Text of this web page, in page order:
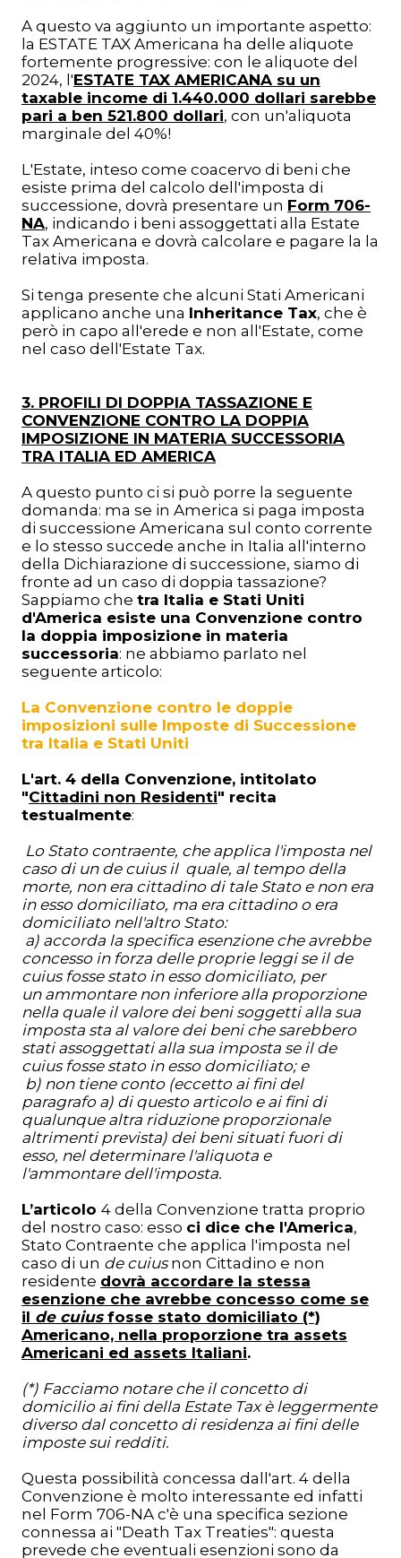
A questo va aggiunto un importante aspetto:
la ESTATE TAX Americana ha delle aliquote
fortemente progressive: con le aliquote del
2024, l'ESTATE TAX AMERICANA su un
taxable income di 1.440.000 dollari sarebbe
pari a ben 521.800 dollari, con un'aliquota
marginale del 40%!
L'Estate, inteso come coacervo di beni che
esiste prima del calcolo dell'imposta di
successione, dovrà presentare un Form 706-
NA, indicando i beni assoggettati alla Estate
Tax Americana e dovrà calcolare e pagare la la
relativa imposta.
Si tenga presente che alcuni Stati Americani
applicano anche una Inheritance Tax, che è
però in capo all'erede e non all'Estate, come
nel caso dell'Estate Tax.
3. PROFILI DI DOPPIA TASSAZIONE E
CONVENZIONE CONTRO LA DOPPIA
IMPOSIZIONE IN MATERIA SUCCESSORIA
TRA ITALIA ED AMERICA
A questo punto ci si può porre la seguente
domanda: ma se in America si paga imposta
di successione Americana sul conto corrente
e lo stesso succede anche in Italia all'interno
della Dichiarazione di successione, siamo di
fronte ad un caso di doppia tassazione?
Sappiamo che tra Italia e Stati Uniti
d'America esiste una Convenzione contro
la doppia imposizione in materia
successoria: ne abbiamo parlato nel
seguente articolo:
La Convenzione contro le doppie
imposizioni sulle Imposte di Successione
tra Italia e Stati Uniti
L'art. 4 della Convenzione, intitolato
"Cittadini non Residenti" recita
testualmente:
Lo Stato contraente, che applica l'imposta nel
caso di un de cuius il quale, al tempo della
morte, non era cittadino di tale Stato e non era
inesso domiciliato, ma era cittadino o era
domiciliato nell'altro Stato:
a) accorda la specifica esenzione che avrebbe
concesso in forza delleproprie leggi se il de
cuius fosse stato in esso domiciliato, per
un ammontare non inferiore alla proporzione
nella quale il valore dei benisoggetti alla sua
imposta sta al valore dei beni che sarebbero
statiassoggettati alla sua imposta se il de
cuius fosse stato in essodomiciliato; e
b) non tiene conto (eccetto ai fini del
paragrafo a) di questo articolo eai fini di
qualunque altra riduzione proporzionale
altrimenti prevista) deibeni situati fuori di
esso, nel determinare l'aliquota e
l'ammontaredell'imposta.
L’articolo 4 della Convenzione tratta proprio
del nostro caso: esso ci dice che l'America,
Stato Contraente che applica l'imposta nel
caso di un de cuiusnon Cittadino e non
residente dovrà accordare la stessa
esenzione che avrebbe concesso come se
il de cuiusfosse stato domiciliato (*)
Americano, nella proporzione tra assets
Americani ed assets Italiani.
(*) Facciamo notare che il concetto di
domicilio ai fini della Estate Tax è leggermente
diverso dal concetto di residenza ai fini delle
imposte sui redditi.
Questa possibilità concessa dall'art. 4 della
Convenzione è molto interessante ed infatti
nel Form 706-NA c'è una specifica sezione
connessa ai "Death Tax Treaties": questa
prevede che eventuali esenzioni sono da